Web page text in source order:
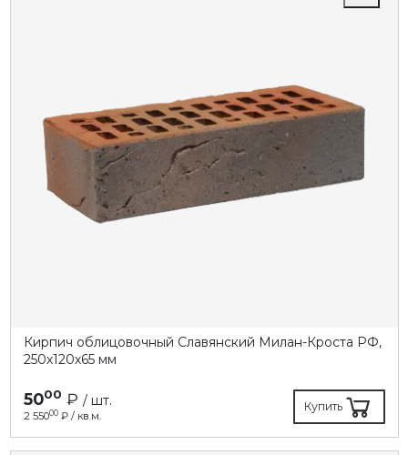
Кирпич облицовочный Славянский Милан-Кроста РФ,
250х120х65 мм
5000 ₽ / шт.
2 55000₽ / кв.м.
Купить